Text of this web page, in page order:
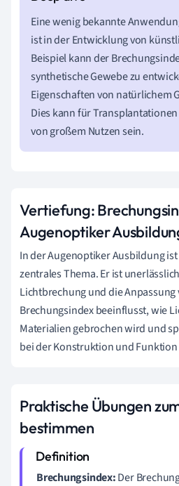
Eine wenig bekannte
ist in der Entwicklung von
Beispiel kann der
synthetische Gewebe zu
Eigenschaften von natürlichem
Dies kann für
von großem Nutzen sein.
Vertiefung:
Augenoptiker
In der Augenoptiker Ausbildung
zentrales Thema. Er ist
Lichtbrechung und die
Brechungsindex beeinflusst, wie
Materialien gebrochen wird und
bei der Konstruktion und Funktion
Praktische Übungen
bestimmen
Brechungsindex:Der